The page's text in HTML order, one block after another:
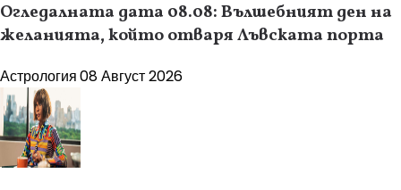
Огледалната дата 08.08: Вълшебният ден на
желанията, който отваря Лъвската порта
Астрология08 Август 2026